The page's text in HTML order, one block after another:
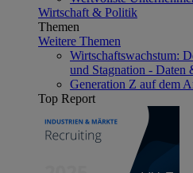
Wirtschaft & Politik
Themen
Weitere Themen
Wirtschaftswachstum:
und Stagnation - Daten
Generation Z auf dem
Top Report